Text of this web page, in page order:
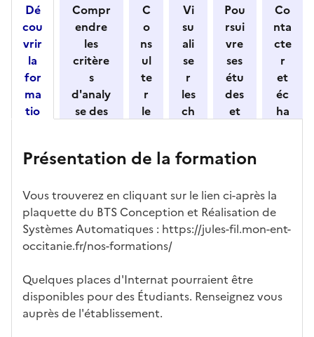
Dé
cou
vrir
la
for
ma
tio
ses
act
éris
tiq
ues
Compr
endre
les
critère
s
d'analy
se des
par
ssemen
t
C
o
ns
ul
te
r
le
o
ali
té
s
d
c
a
n
Vi
su
ali
se
r
les
ch
s
ac
cè
s à
rm
ati
Pou
rsui
vre
ses
étu
des
et
re
dé
bo
uch
Co
nta
cte
r
et
éc
ha
l'ét
abl
iss
Présentation de la formation
Vous trouverez en cliquant sur le lien ci-après la
plaquette du BTS Conception et Réalisation de
Systèmes Automatiques : https://jules-fil.mon-ent-
occitanie.fr/nos-formations/
Quelques places d'Internat pourraient être
disponibles pour des Étudiants. Renseignez vous
auprès de l'établissement.